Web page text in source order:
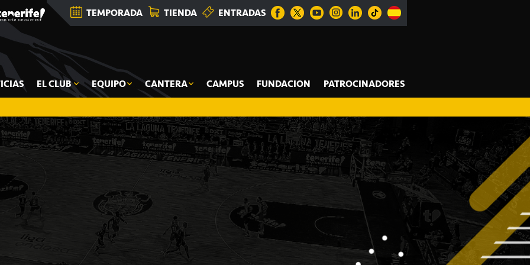
TEMPORADA TIENDA ENTRADAS
EL CLUB EQUIPO CANTERA CAMPUS FUNDACION PATROCINADORES